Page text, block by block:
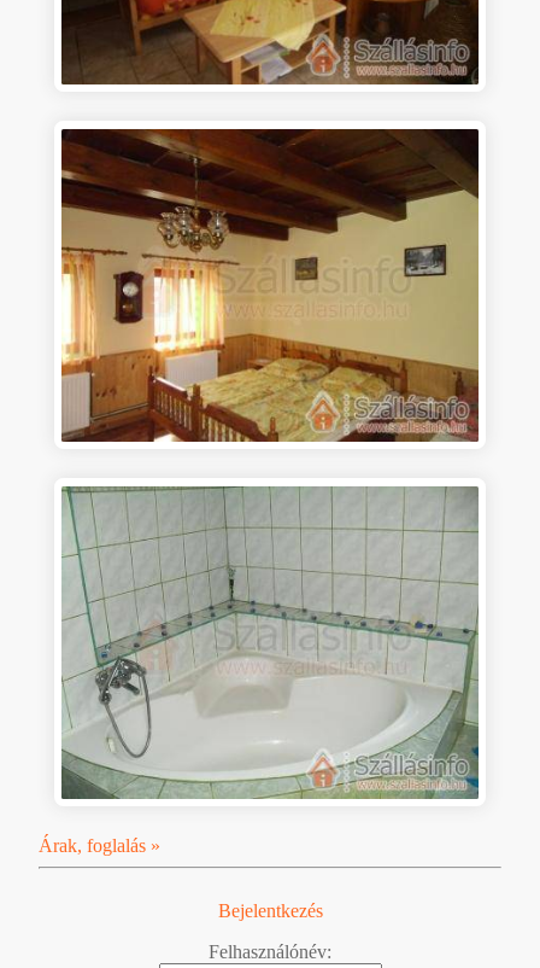
Árak, foglalás »
Bejelentkezés
Felhasználónév: